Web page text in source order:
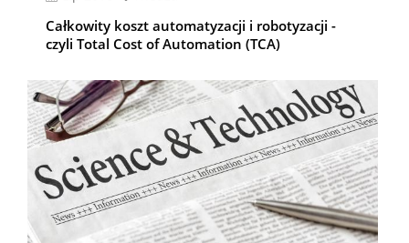
Całkowity koszt automatyzacji i robotyzacji -
czyli Total Cost of Automation (TCA)